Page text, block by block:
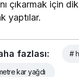
çıkarmak için
yaptılar.
fazlası: #
kar yağdı